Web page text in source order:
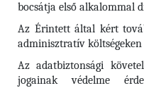
bocsátja első alkalommal
Az Érintett által kért
adminisztratív
Az adatbiztonsági
jogainak védelme